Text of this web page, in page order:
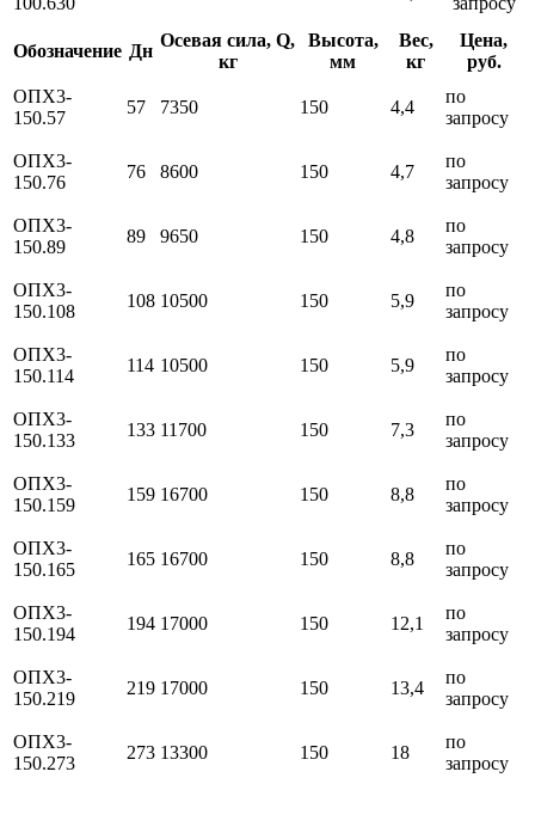
Обозначение Дн
Осевая сила, Q,
кг
Высота,
мм
Вес,
кг
Цена,
руб.
ОПХ3-
150.57
57 7350 150 4,4
по
запросу
ОПХ3-
150.76
76 8600 150 4,7
по
запросу
ОПХ3-
150.89
89 9650 150 4,8
по
запросу
ОПХ3-
150.108
108 10500 150 5,9
по
запросу
ОПХ3-
150.114
114 10500 150 5,9
по
запросу
ОПХ3-
150.133
133 11700 150 7,3
по
запросу
ОПХ3-
150.159
159 16700 150 8,8
по
запросу
ОПХ3-
150.165
165 16700 150 8,8
по
запросу
ОПХ3-
150.194
194 17000 150 12,1
по
запросу
ОПХ3-
150.219
219 17000 150 13,4
по
запросу
ОПХ3-
150.273
273 13300 150 18
по
запросу